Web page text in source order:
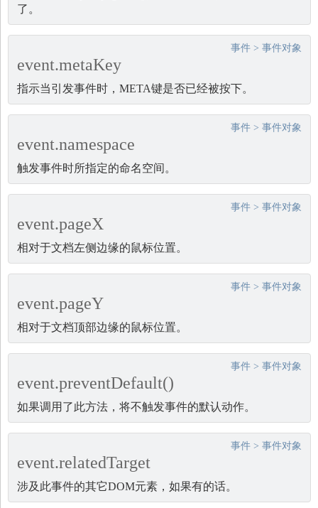
了。
事件 > 事件对象
event.metaKey
指示当引发事件时，META键是否已经被按下。
事件 > 事件对象
event.namespace
触发事件时所指定的命名空间。
事件 > 事件对象
event.pageX
相对于文档左侧边缘的鼠标位置。
事件 > 事件对象
event.pageY
相对于文档顶部边缘的鼠标位置。
事件 > 事件对象
event.preventDefault()
如果调用了此方法，将不触发事件的默认动作。
事件 > 事件对象
event.relatedTarget
涉及此事件的其它DOM元素，如果有的话。